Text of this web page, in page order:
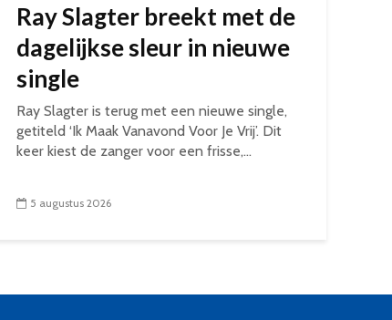
Ray Slagter breekt met de
dagelijkse sleur in nieuwe
single
Ray Slagter is terug met een nieuwe single,
getiteld ‘Ik Maak Vanavond Voor Je Vrij’. Dit
keer kiest de zanger voor een frisse,...
5 augustus 2026